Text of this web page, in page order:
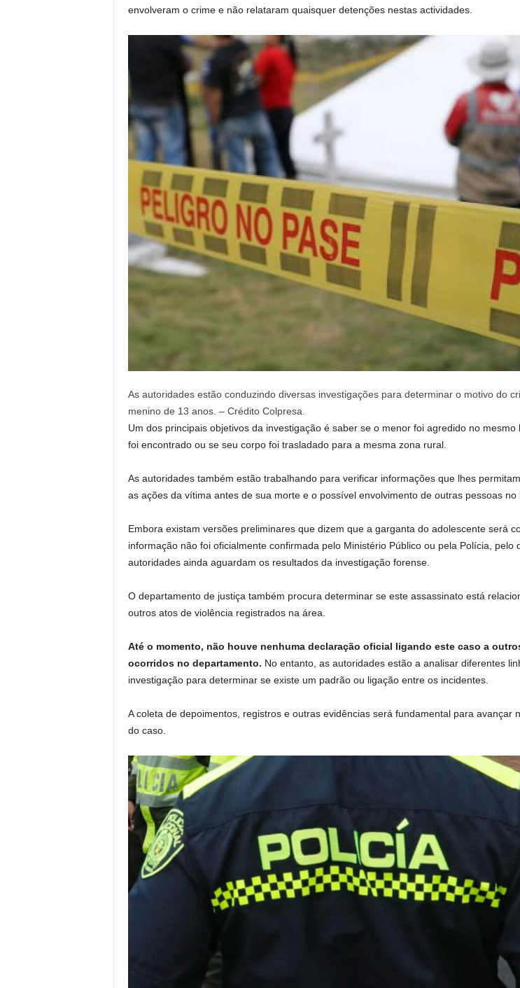
envolveram o crime e não relataram quaisquer detenções nestas actividades.
As autoridades estão conduzindo diversas investigações para determinar o motivo do
menino de 13 anos. – Crédito Colpresa.
Um dos principais objetivos da investigação é saber se o menor foi agredido no mesmo
foi encontrado ou se seu corpo foi trasladado para a mesma zona rural.
As autoridades também estão trabalhando para verificar informações que lhes
as ações da vítima antes de sua morte e o possível envolvimento de outras pessoas no
Embora existam versões preliminares que dizem que a garganta do adolescente será
informação não foi oficialmente confirmada pelo Ministério Público ou pela Polícia, pelo
autoridades ainda aguardam os resultados da investigação forense.
O departamento de justiça também procura determinar se este assassinato está
outros atos de violência registrados na área.
Até o momento, não houve nenhuma declaração oficial ligando este caso a
ocorridos no departamento. No entanto, as autoridades estão a analisar diferentes
investigação para determinar se existe um padrão ou ligação entre os incidentes.
A coleta de depoimentos, registros e outras evidências será fundamental para avançar
do caso.